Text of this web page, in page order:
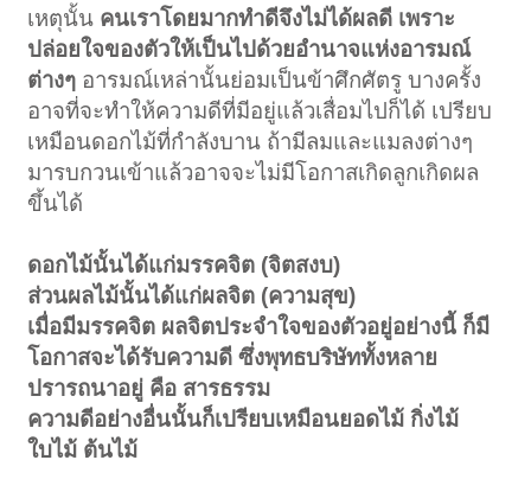
เหตุนั้น คนเราโดยมากทำดีจึงไม่ได้ผลดี เพราะ
ปล่อยใจของตัวให้เป็นไปด้วยอำนาจแห่งอารมณ์
ต่างๆ อารมณ์เหล่านั้นย่อมเป็นข้าศึกศัตรู บางครั้ง
อาจที่จะทำให้ความดีที่มีอยู่แล้วเสื่อมไปก็ได้ เปรียบ
เหมือนดอกไม้ที่กำลังบาน ถ้ามีลมและแมลงต่างๆ
มารบกวนเข้าแล้วอาจจะไม่มีโอกาสเกิดลูกเกิดผล
ขึ้นได้
ดอกไม้นั้นได้แก่มรรคจิต (จิตสงบ)
ส่วนผลไม้นั้นได้แก่ผลจิต (ความสุข)
เมื่อมีมรรคจิต ผลจิตประจำใจของตัวอยู่อย่างนี้ ก็มี
โอกาสจะได้รับความดี ซึ่งพุทธบริษัททั้งหลาย
ปรารถนาอยู่ คือ สารธรรม
ความดีอย่างอื่นนั้นก็เปรียบเหมือนยอดไม้ กิ่งไม้
ใบไม้ ต้นไม้